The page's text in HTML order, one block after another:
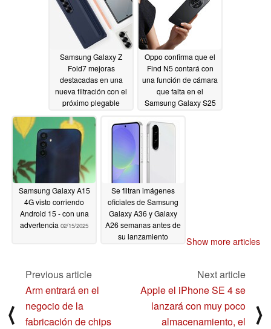
Samsung Galaxy Z
Fold7 mejoras
destacadas en una
nueva filtración con el
próximo plegable
presentar una
debilidad clave
02/17/2025
Oppo confirma que el
Find N5 contará con
una función de cámara
que falta en el
Samsung Galaxy S25
Samsung Galaxy A15
4G visto corriendo
Android 15 - con una
advertencia 02/15/2025
Se filtran imágenes
oficiales de Samsung
Galaxy A36 y Galaxy
A26 semanas antes de
su lanzamiento
Show more articles
⟨
Previous article
Arm entrará en el
negocio de la
fabricación de chips
Next article
Apple el iPhone SE 4 se
lanzará con muy poco
almacenamiento, el
⟩